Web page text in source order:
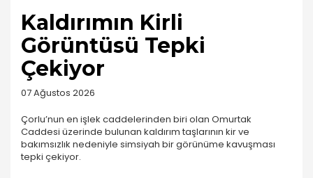
Kaldırımın Kirli
Görüntüsü Tepki
Çekiyor
07 Ağustos 2026
Çorlu’nun en işlek caddelerinden biri olan Omurtak
Caddesi üzerinde bulunan kaldırım taşlarının kir ve
bakımsızlık nedeniyle simsiyah bir görünüme kavuşması
tepki çekiyor.